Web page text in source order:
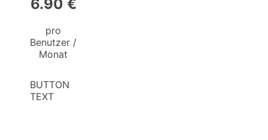
6.90 €
pro
Benutzer /
Monat
BUTTON
TEXT